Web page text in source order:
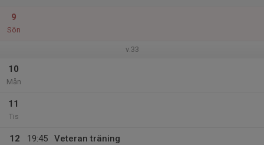
9
Sön
v.33
10
Mån
11
Tis
12
19:45
Veteran träning